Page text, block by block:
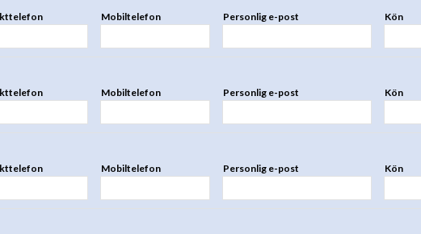
Mobiltelefon Personlig e-post Kön
Mobiltelefon Personlig e-post Kön
Mobiltelefon Personlig e-post Kön